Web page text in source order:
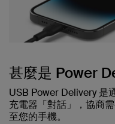
甚麼是 Power
USB Power Delivery 是
充電器「對話」，協商
至您的手機。